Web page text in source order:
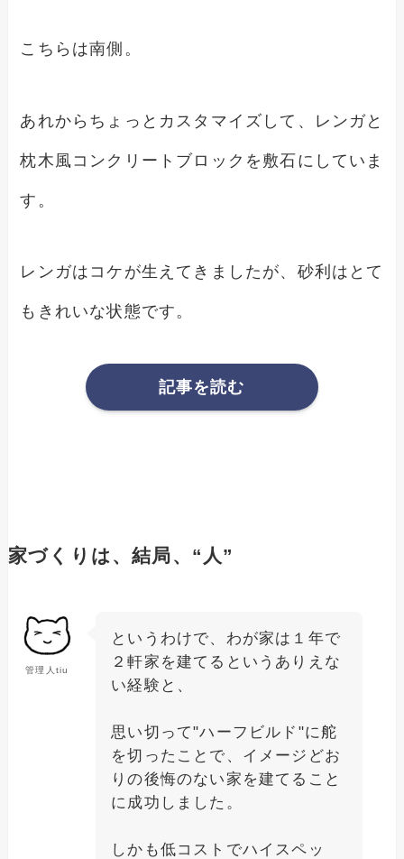
こちらは南側。
あれからちょっとカスタマイズして、レンガと
枕木風コンクリートブロックを敷石にしていま
す。
レンガはコケが生えてきましたが、砂利はとて
もきれいな状態です。
記事を読む
家づくりは、結局、“人”
管理人tiu
というわけで、わが家は１年で
２軒家を建てるというありえな
い経験と、
思い切って"ハーフビルド"に舵
を切ったことで、イメージどお
りの後悔のない家を建てること
に成功しました。
しかも低コストでハイスペッ